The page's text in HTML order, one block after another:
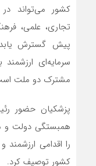
کشور می‌تواند
تجاری، علمی،
پیش گسترش یابد.
سرمایه‌ای
مشترک دو ملت
پزشکیان حضور
همبستگی دولت و
را اقدامی ارزشمند
کشور توصیف کرد.